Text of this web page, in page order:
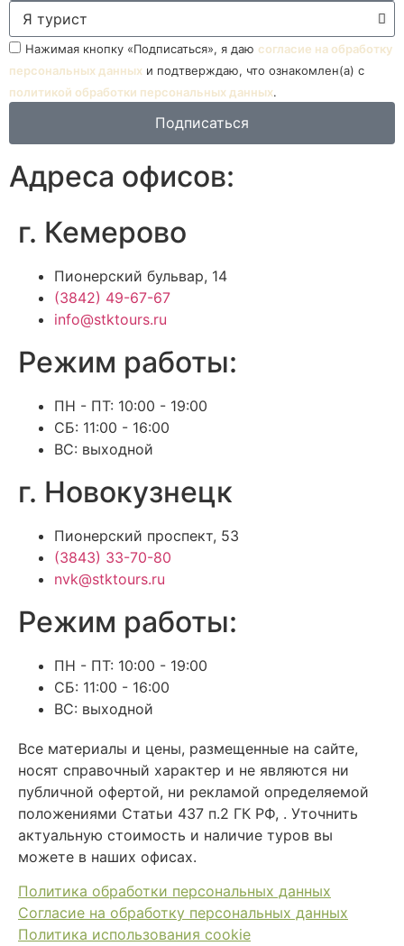
Нажимая кнопку «Подписаться», я даю согласие на обработку
персональных данных и подтверждаю, что ознакомлен(а) с
политикой обработки персональных данных.
Подписаться
Адреса офисов:
г. Кемерово
Пионерский бульвар, 14
(3842) 49-67-67
info@stktours.ru
Режим работы:
ПН - ПТ: 10:00 - 19:00
СБ: 11:00 - 16:00
ВС: выходной
г. Новокузнецк
Пионерский проспект, 53
(3843) 33-70-80
nvk@stktours.ru
Режим работы:
ПН - ПТ: 10:00 - 19:00
СБ: 11:00 - 16:00
ВС: выходной
Все материалы и цены, размещенные на сайте,
носят справочный характер и не являются ни
публичной офертой, ни рекламой определяемой
положениями Статьи 437 п.2 ГК РФ, . Уточнить
актуальную стоимость и наличие туров вы
можете в наших офисах.
Политика обработки персональных данных
Согласие на обработку персональных данных
Политика использования cookie